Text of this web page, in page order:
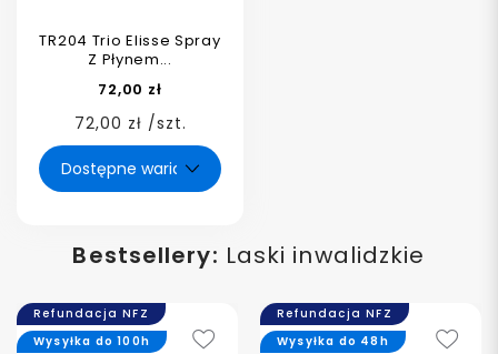
TR204 Trio Elisse Spray
Z Płynem...
72,00 zł
72,00 zł /szt.
Bestsellery: Laski inwalidzkie
Refundacja NFZ
Wysyłka do 100h
Refundacja NFZ
Wysyłka do 48h